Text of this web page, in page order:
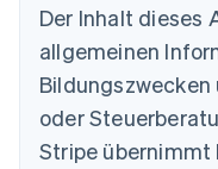
Der Inhalt dieses
allgemeinen
oder
Stripe übernimmt
English
Deutschland
Deutsch English
Estland
English
Festlandchina